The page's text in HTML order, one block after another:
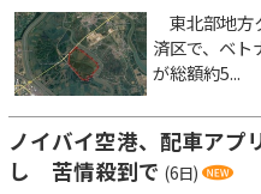
東北部地方
済区で、ベト
が総額約5...
ノイバイ空港、配車アプ
し 苦情殺到で (6日)